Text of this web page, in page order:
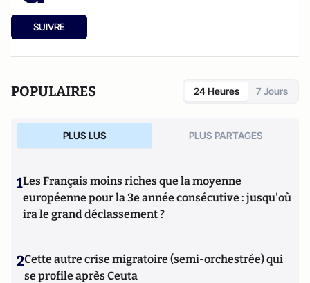
SUIVRE
POPULAIRES 24 Heures 7 Jours
PLUS LUS PLUS PARTAGES
1Les Français moins riches que la moyenne
européenne pour la 3e année consécutive : jusqu'où
ira le grand déclassement ?
2Cette autre crise migratoire (semi-orchestrée) qui
se profile après Ceuta